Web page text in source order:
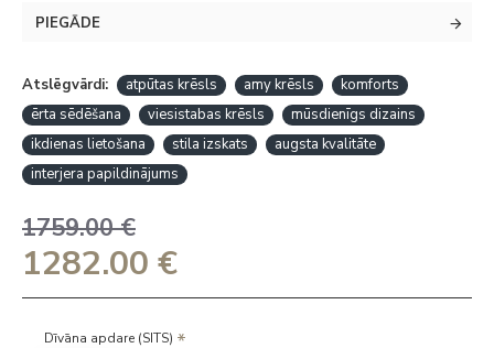
PIEGĀDE
Atslēgvārdi: atpūtas krēsls amy krēsls
komforts
ērta sēdēšana
viesistabas krēsls
mūsdienīgs dizains
ikdienas lietošana
stila izskats
augsta kvalitāte
interjera papildinājums
1282.00 €
1759.00 €
Dīvāna apdare (SITS)